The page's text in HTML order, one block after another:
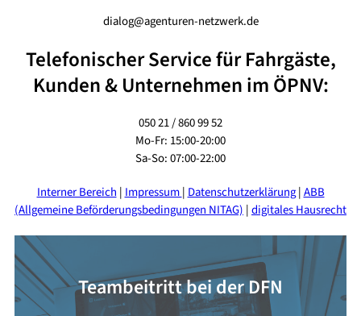
dialog@agenturen-netzwerk.de
Telefonischer Service für Fahrgäste,
Kunden & Unternehmen im ÖPNV:
050 21 / 860 99 52
Mo-Fr: 15:00-20:00
Sa-So: 07:00-22:00
Interner Bereich|Impressum|Datenschutzerklärung|ABB
(Allgemeine Beförderungsbedingungen NITAG)|digitales Hausrecht
Teambeitritt bei der DFN